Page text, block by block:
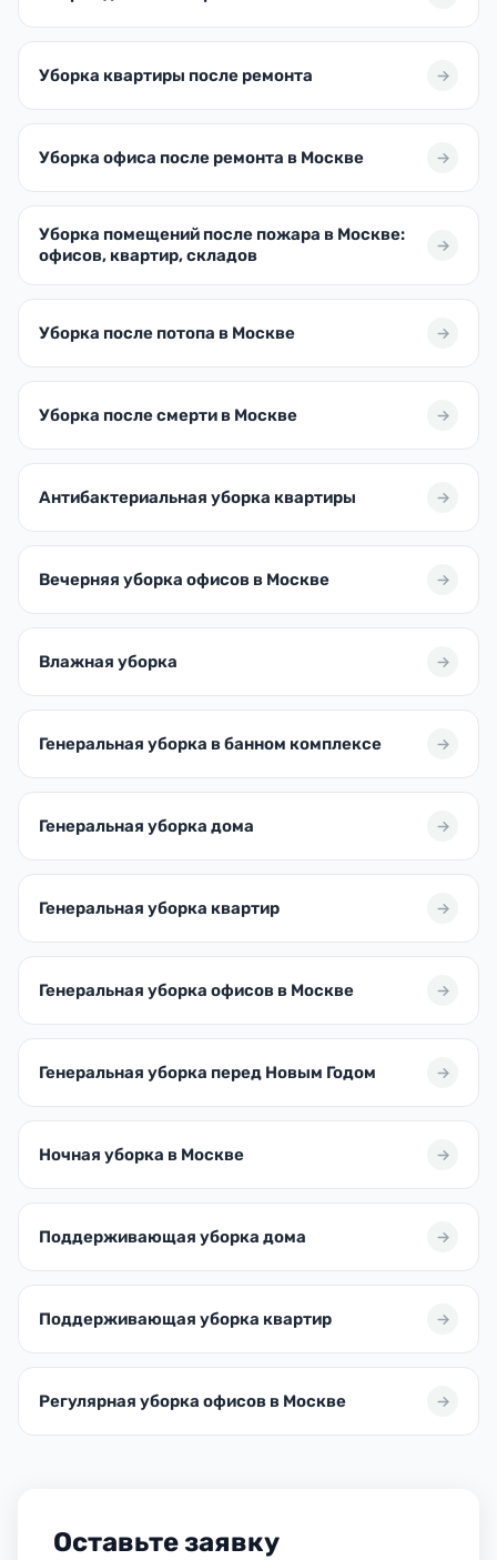
Уборка квартиры после ремонта
Уборка офиса после ремонта в Москве
Уборка помещений после пожара в Москве:
офисов, квартир, складов
Уборка после потопа в Москве
Уборка после смерти в Москве
Антибактериальная уборка квартиры
Вечерняя уборка офисов в Москве
Влажная уборка
Генеральная уборка в банном комплексе
Генеральная уборка дома
Генеральная уборка квартир
Генеральная уборка офисов в Москве
Генеральная уборка перед Новым Годом
Ночная уборка в Москве
Поддерживающая уборка дома
Поддерживающая уборка квартир
Регулярная уборка офисов в Москве
Оставьте заявку